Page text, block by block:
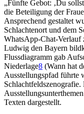
„Fünfte Gebot: ‚Du
die Beteiligung der
Ansprechend gestaltet
Schlachtenort und dem
WhatsApp-Chat-Verlauf
Ludwig den Bayern
Flussdiagramm gab
Niederlage8 (Wann hat
Ausstellungspfad führte
Texten dargestellt.